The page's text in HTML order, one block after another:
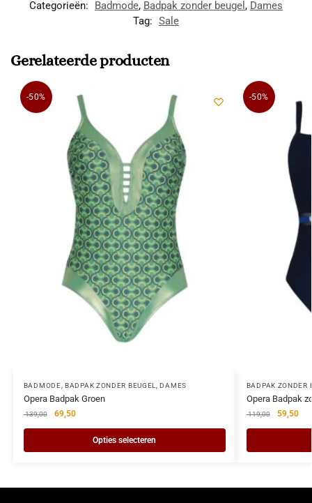
Categorieën: Badmode, Badpak zonder beugel , Dames
Tag: Sale
Gerelateerde producten
-50%
BADMODE ,BADPAK ZONDER BEUGEL ,DAMES
Opera Badpak Groen
139,00 69,50
Opties selecteren
-50%
BADPAK ZONDER
Opera Badpak
119,00 59,50